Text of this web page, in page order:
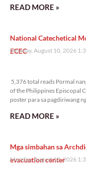
READ MORE »
National Catechetical
ECEC
Monday, August 10, 2026
5,376 total reads Pormal
of the Philippines Episcopal
poster para sa pagdiriwang
READ MORE »
Mga simbahan sa
evacuation center
Monday, August 10, 2026